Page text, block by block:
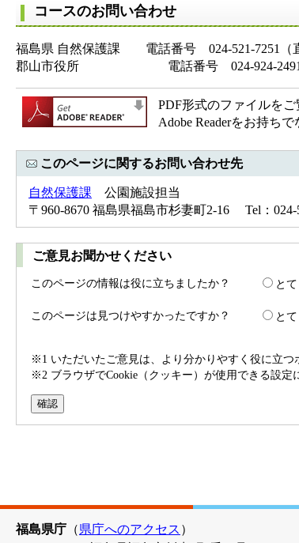
コースのお問い合わせ
福島県 自然保護課 電話番号 024-521-7251（
郡山市役所 電話番号 024-924-2491
PDF形式のファイルをご
Adobe Readerをお持ち
このページに関するお問い合わせ先
自然保護課 公園施設担当
〒960-8670 福島県福島市杉妻町2-16 Tel：
ご意見お聞かせください
このページの情報は役に立ちましたか？ とて
このページは見つけやすかったですか？
とて
※1 いただいたご意見は、より分かりやすく役に立
※2 ブラウザでCookie（クッキー）が使用できる設定
福島県庁 （県庁へのアクセス ）